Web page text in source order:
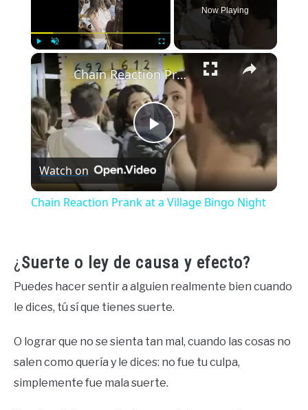
Play Unmute Fullscreen
Now Playing
×
Play
Video
Chain Reaction Prank at a Village Bingo Night
Watch on
Chain Reaction Prank at a Village Bingo Night
¿ Suerte o ley de causa y efecto?
Puedes hacer sentir a alguien realmente bien cuando
le dices, tú sí que tienes suerte.
O lograr que no se sienta tan mal, cuando las cosas no
salen como quería y le dices: no fue tu culpa,
simplemente fue mala suerte.